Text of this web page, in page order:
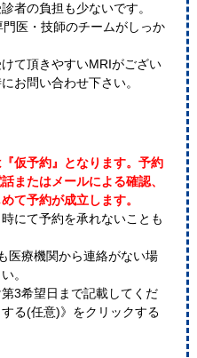
者の負担も少ないです。
医・技師のチームがしっか
て頂きやすいMRIがござい
お問い合わせ下さい。
仮予約』となります。予約
またはメールによる確認、
て予約が成立します。
にて予約を承れないことも
医療機関から連絡がない場
。
3希望日まで記載してくだ
る(任意)》をクリックする